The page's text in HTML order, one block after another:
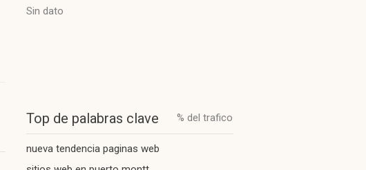
Sin dato
Top de palabras clave % del trafico
nueva tendencia paginas web